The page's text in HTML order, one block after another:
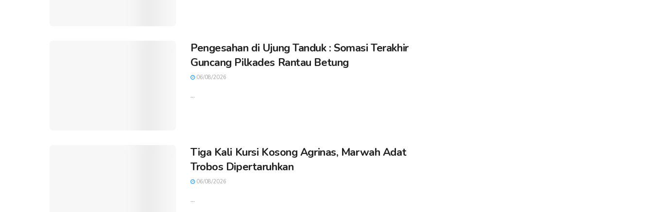
Pengesahan di Ujung Tanduk : Somasi Terakhir
Guncang Pilkades Rantau Betung
06/08/2026
Tiga Kali Kursi Kosong Agrinas, Marwah Adat
Trobos Dipertaruhkan
06/08/2026
...